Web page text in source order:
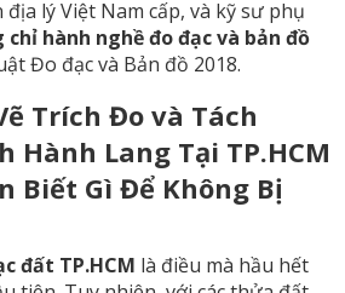
lý Việt Nam cấp, và kỹ sư phụ
chỉ hành nghề đo đạc và bản đồ
Đo đạc và Bản đồ 2018.
Trích Đo và Tách
Hành Lang Tại TP.HCM
Biết Gì Để Không Bị
đất TP.HCM là điều mà hầu hết